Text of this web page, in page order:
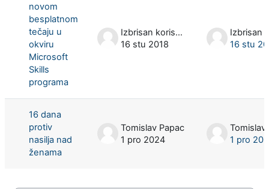
novom
besplatnom
tečaju u
okviru
Microsoft
Skills
programa
Izbrisan korisnik
16 stu 2018
16 stu
16 dana
protiv
nasilja nad
ženama
Tomislav Papac
1 pro 2024
Tomislav
1 pro